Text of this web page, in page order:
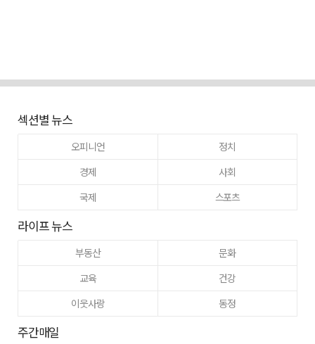
섹션별 뉴스
오피니언
정치
경제
사회
국제
스포츠
라이프 뉴스
부동산
문화
교육
건강
이웃사랑
동정
주간매일